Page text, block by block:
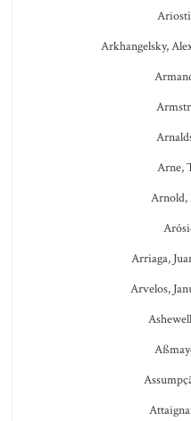
Arkhangelsky,
Arne,
Arnold,
Arriaga,
Arvelos,